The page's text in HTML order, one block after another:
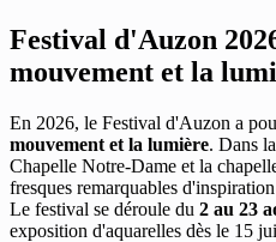
Festival d'Auzon
mouvement et la
En 2026, le Festival d'Auzon a
mouvement et la lumière. Dans la
Chapelle Notre-Dame et la
fresques remarquables
Le festival se déroule du 2 au 23
exposition d'aquarelles dès le 15